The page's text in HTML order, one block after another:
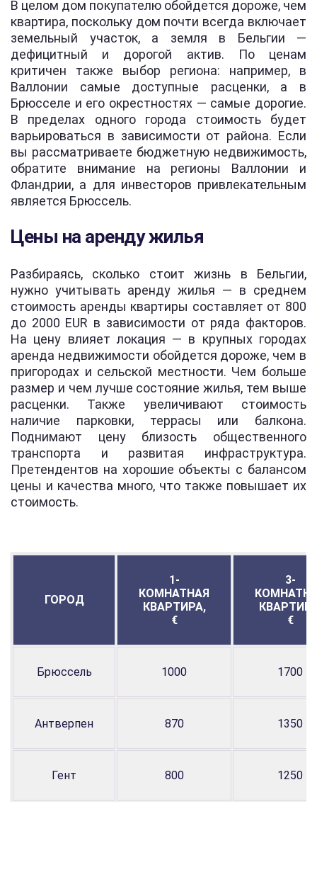
В целом дом покупателю обойдется дороже, чем
квартира, поскольку дом почти всегда включает
земельный участок, а земля в Бельгии —
дефицитный и дорогой актив. По ценам
критичен также выбор региона: например, в
Валлонии самые доступные расценки, а в
Брюсселе и его окрестностях — самые дорогие.
В пределах одного города стоимость будет
варьироваться в зависимости от района. Если
вы рассматриваете бюджетную недвижимость,
обратите внимание на регионы Валлонии и
Фландрии, а для инвесторов привлекательным
является Брюссель.
Цены на аренду жилья
Разбираясь, сколько стоит жизнь в Бельгии,
нужно учитывать аренду жилья — в среднем
стоимость аренды квартиры составляет от 800
до 2000 EUR в зависимости от ряда факторов.
На цену влияет локация — в крупных городах
аренда недвижимости обойдется дороже, чем в
пригородах и сельской местности. Чем больше
размер и чем лучше состояние жилья, тем выше
расценки. Также увеличивают стоимость
наличие парковки, террасы или балкона.
Поднимают цену близость общественного
транспорта и развитая инфраструктура.
Претендентов на хорошие объекты с балансом
цены и качества много, что также повышает их
стоимость.
ГОРОД
1-
КОМНАТНАЯ
КВАРТИРА,
€
3-
€
Брюссель 1000 1700
Антверпен 870 1350
Гент 800 1250